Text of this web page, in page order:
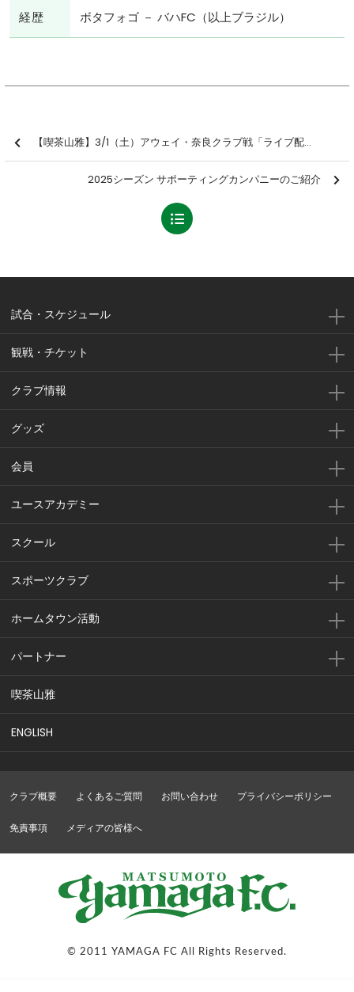
経歴 ボタフォゴ － バハFC（以上ブラジル）
【喫茶山雅】3/1（土）アウェイ・奈良クラブ戦「ライブ配信イベント」開催のお知らせ
2025シーズン サポーティングカンパニーのご紹介
試合・スケジュール
観戦・チケット
クラブ情報
グッズ
会員
ユースアカデミー
スクール
スポーツクラブ
ホームタウン活動
パートナー
喫茶山雅
ENGLISH
クラブ概要 よくあるご質問 お問い合わせ プライバシーポリシー
免責事項 メディアの皆様へ
© 2011 YAMAGA FC All Rights Reserved.